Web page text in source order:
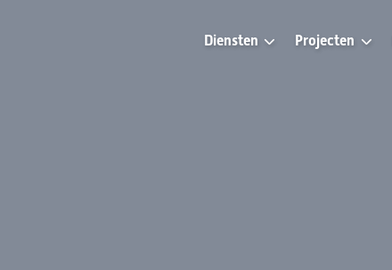
Diensten Projecten